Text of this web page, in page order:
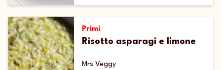
Primi
Risotto asparagi e limone
Mrs Veggy